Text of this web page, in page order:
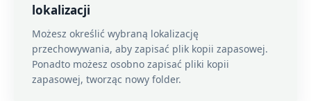
lokalizacji
Możesz określić wybraną lokalizację
przechowywania, aby zapisać plik kopii zapasowej.
Ponadto możesz osobno zapisać pliki kopii
zapasowej, tworząc nowy folder.